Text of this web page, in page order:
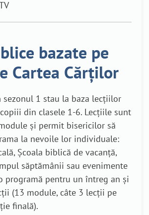
bazate pe
Cartea Cărților
sezonul 1 stau la baza lecțiilor
din clasele 1-6. Lecțiile sunt
și permit bisericilor să
la nevoile lor individuale:
Școala biblică de vacanță,
săptămânii sau evenimente
programă pentru un întreg an și
(13 module, câte 3 lecții pe
finală).